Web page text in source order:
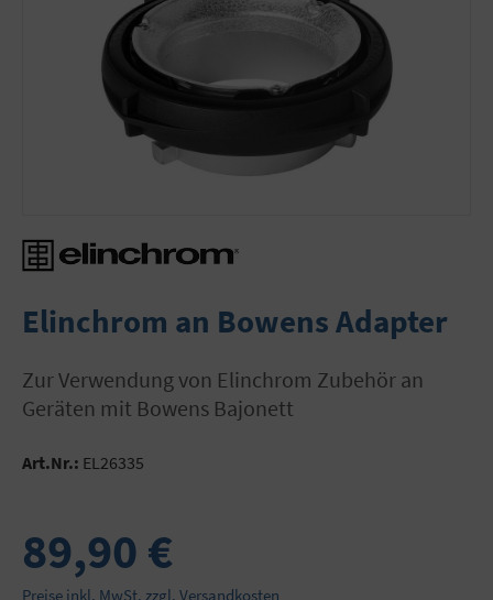
Elinchrom an Bowens Adapter
zur Verwendung von Elinchrom Zubehör an
Geräten mit Bowens Bajonett
Art.Nr.: EL26335
89,90 €
Preise inkl. MwSt. zzgl. Versandkosten